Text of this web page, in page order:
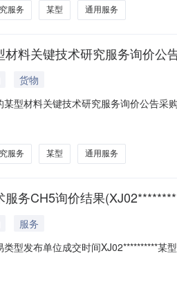
服务 某型 通用服务
料关键技术研究服务询价公
货物
型材料关键技术研究服务询价公告采
服务 某型 通用服务
务CH5询价结果
服务
型发布单位成交时间XJ02**********